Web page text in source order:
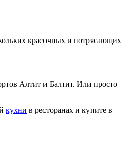
красочных и потрясающих
Алтит и Балтит. Или просто
кухни в ресторанах и купите в